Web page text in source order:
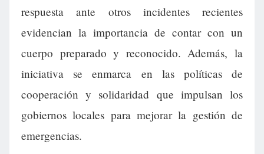
respuesta ante otros incidentes recientes
evidencian la importancia de contar con un
cuerpo preparado y reconocido. Además, la
iniciativa se enmarca en las políticas de
cooperación y solidaridad que impulsan los
gobiernos locales para mejorar la gestión de
emergencias.